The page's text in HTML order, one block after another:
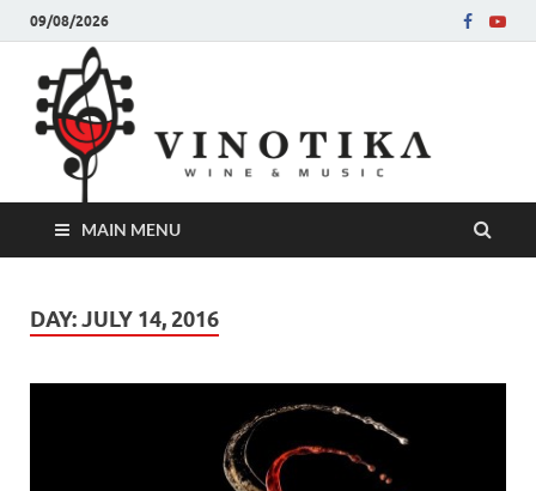
09/08/2026
MAIN MENU
DAY:JULY 14, 2016